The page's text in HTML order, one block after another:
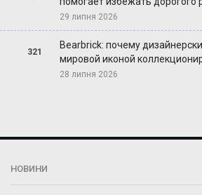
29 липня 2026
321
Bearbrick: почему
мировой иконой
28 липня 2026
НОВИНИ